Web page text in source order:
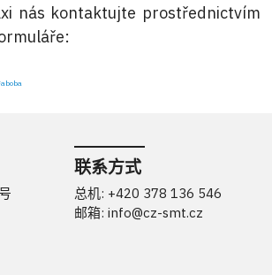
nás kontaktujte prostřednictvím
联系方式
总机: +420 378 136 546
邮箱: info@cz-smt.cz